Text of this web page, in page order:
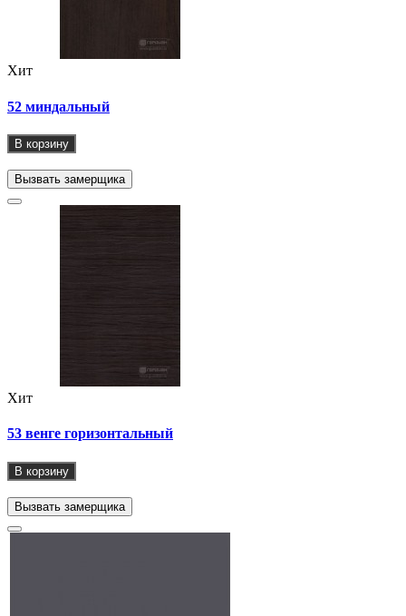
Хит
52 миндальный
В корзину
Вызвать замерщика
Хит
53 венге горизонтальный
В корзину
Вызвать замерщика